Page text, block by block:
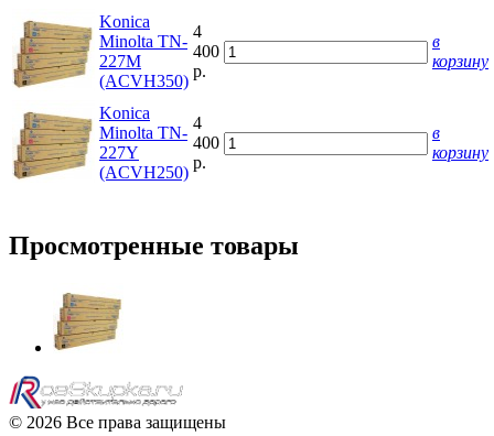
Konica
Minolta TN-
227M
(ACVH350)
4
400
р.
в
корзину
Konica
Minolta TN-
227Y
(ACVH250)
4
400
р.
в
корзину
Просмотренные товары
© 2026 Все права защищены